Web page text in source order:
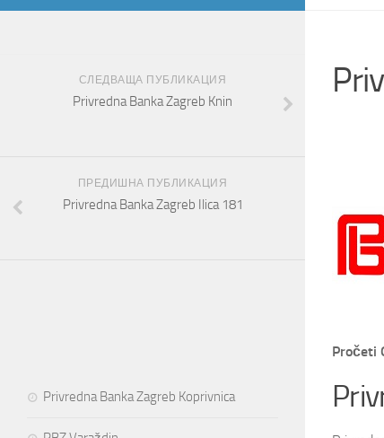
Pročeti
СЛЕДВАЩА ПУБЛИКАЦИЯ
Privredna Banka Zagreb Knin
ПРЕДИШНА ПУБЛИКАЦИЯ
Privredna Banka Zagreb Ilica 181
Privredna Banka Zagreb Koprivnica